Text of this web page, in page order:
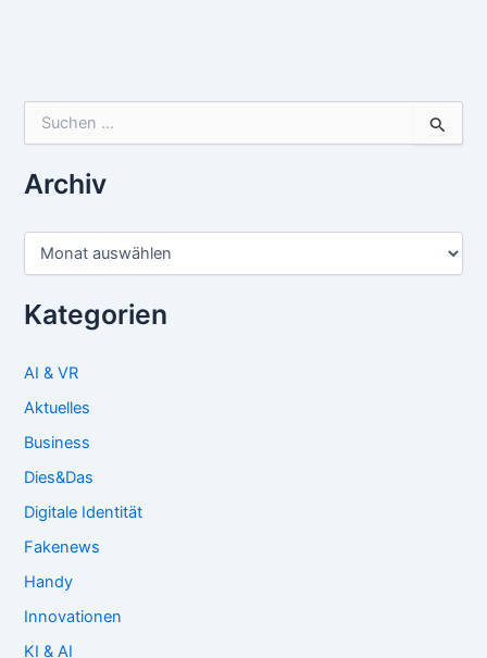
nach:
Archiv
Archiv
Kategorien
AI & VR
Aktuelles
Business
Dies&Das
Digitale Identität
Fakenews
Handy
Innovationen
KI & AI